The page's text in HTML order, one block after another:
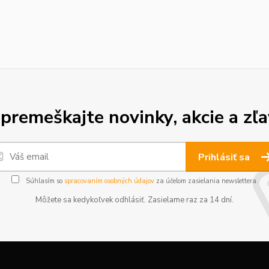
novinky, akcie a
Prihlásiť sa
Súhlasím so spracovaním osobných údajovza účelom zasielania newslettera.
Môžete sa kedykoľvek odhlásiť. Zasielame raz za 14 dní.